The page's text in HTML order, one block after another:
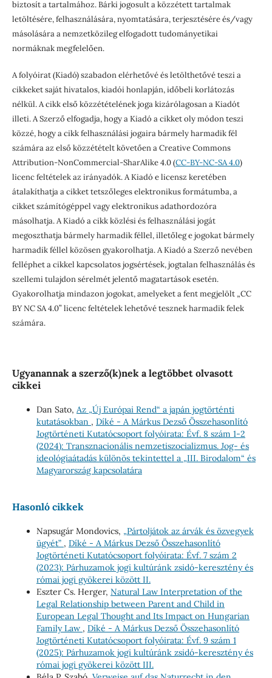
biztosít a tartalmához. Bárki jogosult a közzétett tartalmak
letöltésére, felhasználására, nyomtatására, terjesztésére és/vagy
másolására a nemzetközileg elfogadott tudományetikai
normáknak megfelelően.
A folyóirat (Kiadó) szabadon elérhetővé és letölthetővé teszi a
cikkeket saját hivatalos, kiadói honlapján, időbeli korlátozás
nélkül. A cikk első közzétételének joga kizárólagosan a Kiadót
illeti. A Szerző elfogadja, hogy a Kiadó a cikket oly módon teszi
közzé, hogy a cikk felhasználási jogaira bármely harmadik fél
számára az első közzétételt követően a Creative Commons
Attribution-NonCommercial-SharAlike 4.0 (CC-BY-NC-SA 4.0)
licenc feltételek az irányadók. A Kiadó e licensz keretében
átalakíthatja a cikket tetszőleges elektronikus formátumba, a
cikket számítógéppel vagy elektronikus adathordozóra
másolhatja. A Kiadó a cikk közlési és felhasználási jogát
megoszthatja bármely harmadik féllel, illetőleg e jogokat bármely
harmadik féllel közösen gyakorolhatja. A Kiadó a Szerző nevében
felléphet a cikkel kapcsolatos jogsértések, jogtalan felhasználás és
szellemi tulajdon sérelmét jelentő magatartások esetén.
Gyakorolhatja mindazon jogokat, amelyeket a fent megjelölt „CC
BY NC SA 4.0” licenc feltételek lehetővé tesznek harmadik felek
számára.
Ugyanannak a szerző(k)nek a legtöbbet olvasott
cikkei
Dan Sato, Az „Új Európai Rend“ a japán jogtörténti
kutatásokban , Díké - A Márkus Dezső Összehasonlító
Jogtörténeti Kutatócsoport folyóirata: Évf. 8 szám 1-2
(2024): Transznacionális nemzetiszocializmus. Jog- és
ideológiaátadás különös tekintettel a „III. Birodalom“ és
Magyarország kapcsolatára
Hasonló cikkek
Napsugár Mondovics, „Pártoljátok az árvák és özvegyek
ügyét” , Díké - A Márkus Dezső Összehasonlító
Jogtörténeti Kutatócsoport folyóirata: Évf. 7 szám 2
(2023): Párhuzamok jogi kultúránk zsidó-keresztény és
római jogi gyökerei között II.
Eszter Cs. Herger, Natural Law Interpretation of the
Legal Relationship between Parent and Child in
European Legal Thought and Its Impact on Hungarian
Family Law , Díké - A Márkus Dezső Összehasonlító
Jogtörténeti Kutatócsoport folyóirata: Évf. 9 szám 1
(2025): Párhuzamok jogi kultúránk zsidó-keresztény és
római jogi gyökerei között III.